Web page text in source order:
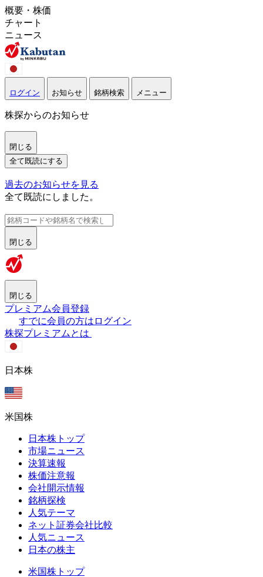
概要・株価
チャート
ニュース
ログイン お知らせ 銘柄検索 メニュー
株探からのお知らせ
閉じる
全て既読にする
過去のお知らせを見る
全て既読にしました。
閉じる
閉じる
プレミアム会員登録
すでに会員の方はログイン
株探プレミアムとは
日本株
米国株
日本株トップ
市場ニュース
決算速報
株価注意報
会社開示情報
銘柄探検
人気テーマ
ネット証券会社比較
人気ニュース
日本の株主
米国株トップ